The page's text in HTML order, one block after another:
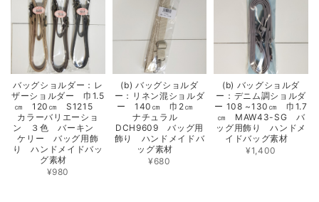
バッグショルダー：レ
ザーショルダー 巾1.5
㎝ 120㎝ S1215
カラーバリエーショ
ン ３色 バーキン
ケリー バッグ用飾
り ハンドメイドバッ
グ素材
¥980
(b) バッグショルダ
ー：リネン混ショルダ
ー 140㎝ 巾2㎝
ナチュラル
DCH9609 バッグ用
飾り ハンドメイドバ
ッグ素材
¥680
(b) バッグショルダ
ー：デニム調ショルダ
ー 108 ~130㎝ 巾1.7
㎝ MAW43-SG バ
ッグ用飾り ハンドメ
イドバッグ素材
¥1,400